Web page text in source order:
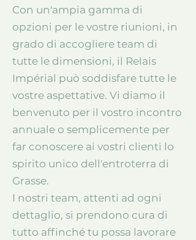
Con un'ampia gamma di
opzioni per le vostre riunioni, in
grado di accogliere team di
tutte le dimensioni, il Relais
Impérial può soddisfare tutte le
vostre aspettative. Vi diamo il
benvenuto per il vostro incontro
annuale o semplicemente per
far conoscere ai vostri clienti lo
spirito unico dell'entroterra di
Grasse.
I nostri team, attenti ad ogni
dettaglio, si prendono cura di
tutto affinché tu possa lavorare